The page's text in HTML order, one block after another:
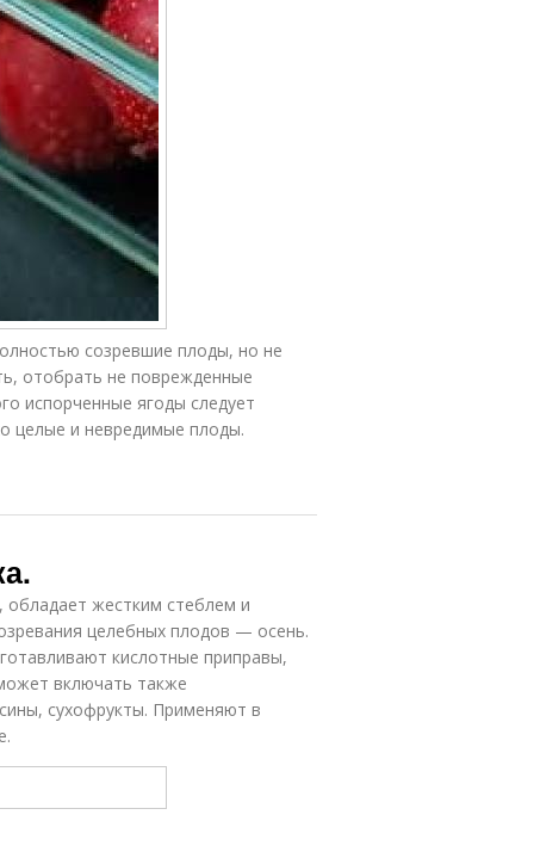
яблок
созревшие плоды, но не
отобрать не поврежденные
испорченные ягоды следует
целые и невредимые плоды.
жестким стеблем и
целебных плодов — осень.
кислотные приправы,
включать также
сухофрукты. Применяют в